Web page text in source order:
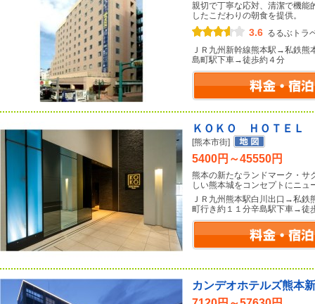
親切で丁寧な応対、清潔で機能
したこだわりの朝食を提供。
3.6 るるぶトラ
ＪＲ九州新幹線熊本駅→私鉄熊
島町駅下車→徒歩約４分
ＫＯＫＯ ＨＯＴＥＬ
[熊本市街]
5400円～45550円
熊本の新たなランドマーク・サ
しい熊本城をコンセプトにニュ
ＪＲ九州熊本駅白川出口→私鉄
町行き約１１分辛島駅下車→徒
カンデオホテルズ熊本